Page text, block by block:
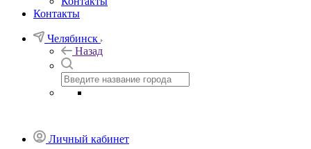
Контакты
Челябинск
Назад
Личный кабинет